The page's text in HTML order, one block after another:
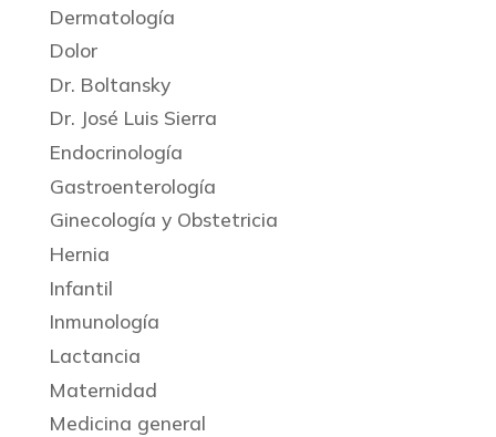
Dermatología
Dolor
Dr. Boltansky
Dr. José Luis Sierra
Endocrinología
Gastroenterología
Ginecología y Obstetricia
Hernia
Infantil
Inmunología
Lactancia
Maternidad
Medicina general